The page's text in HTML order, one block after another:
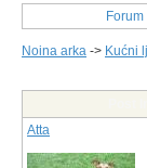
Forum
Noina arka -> Kućni
Atta